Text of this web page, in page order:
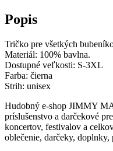
Popis
Tričko pre všetkých
Materiál: 100% bavlna.
Dostupné veľkosti: S-3XL
Farba: čierna
Strih: unisex
Hudobný e-shop JIMMY
príslušenstvo a darčekové
koncertov, festivalov a
oblečenie, darčeky,